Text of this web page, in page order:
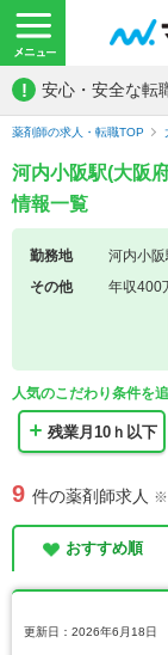
! 安心・安全な転
薬剤師の求人・転職TOP
河内小阪駅(大阪
情報一覧
勤務地
河内小
その他
年収400
人気のこだわり条件を
残業月10ｈ以下
9 件の薬剤師求人 ※
おすすめ順
更新日：2026年6月18日